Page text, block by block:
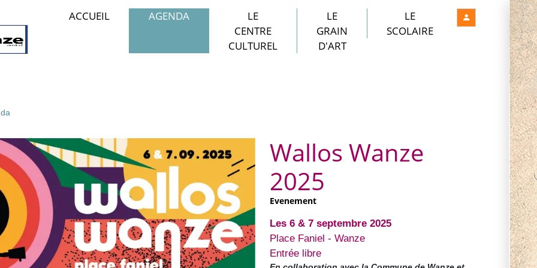
ACCUEIL AGENDA
LE
CENTRE
CULTUREL
LE
GRAIN
D'ART
LE
SCOLAIRE
Wallos Wanze
2025
Evenement
Les 6 & 7 septembre 2025
Place Faniel - Wanze
Entrée libre